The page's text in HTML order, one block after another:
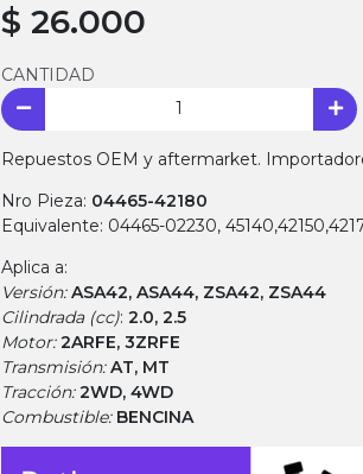
$ 26.000
CANTIDAD
Repuestos OEM y aftermarket.
Nro Pieza: 04465-42180
Equivalente: 04465-02230,
Aplica a:
Versión:ASA42, ASA44, ZSA42, ZSA44
Cilindrada (cc): 2.0, 2.5
Motor:2ARFE, 3ZRFE
Transmisión:AT, MT
Tracción:2WD, 4WD
Combustible: BENCINA